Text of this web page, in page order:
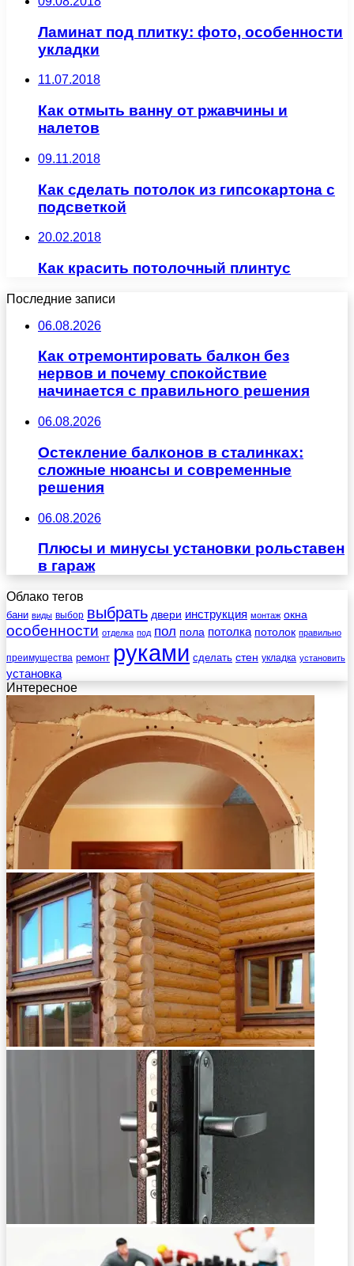
Ламинат под плитку: фото, особенности
укладки
11.07.2018
Как отмыть ванну от ржавчины и
налетов
09.11.2018
Как сделать потолок из гипсокартона с
подсветкой
20.02.2018
Как красить потолочный плинтус
Последние записи
06.08.2026
Как отремонтировать балкон без
нервов и почему спокойствие
начинается с правильного решения
06.08.2026
Остекление балконов в сталинках:
сложные нюансы и современные
решения
06.08.2026
Плюсы и минусы установки рольставен
в гараж
Облако тегов
бани виды выбор выбрать двери инструкция монтаж окна
особенности отделка под пол пола потолка потолок правильно
преимущества ремонт руками сделать стен укладка установить
установка
Интересное